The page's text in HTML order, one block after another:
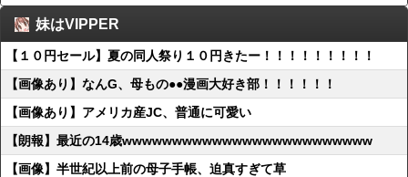
妹はVIPPER
【１０円セール】夏の同人祭り１０円きたー！！！！！！！！！
【画像あり】なんG、母もの●●漫画大好き部！！！！！！
【画像あり】アメリカ産JC、普通に可愛い
【朗報】最近の14歳wwwwwwwwwwwwwwwwwwwwwwwww
【画像】半世紀以上前の母子手帳、迫真すぎて草